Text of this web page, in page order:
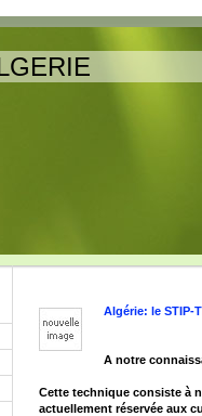
Algérie: le STIP-
A notre
Cette technique consiste à
actuellement réservée aux